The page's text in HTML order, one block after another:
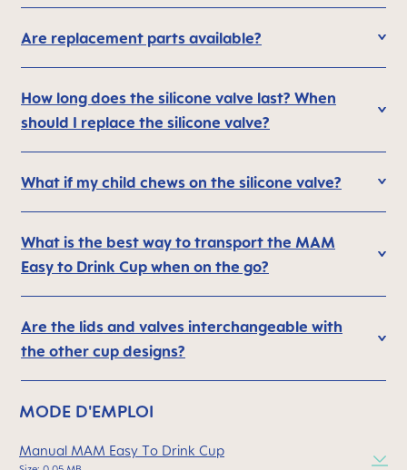
Are replacement parts available?
How long does the silicone valve last? When
should I replace the silicone valve?
What if my child chews on the silicone valve?
What is the best way to transport the MAM
Easy to Drink Cup when on the go?
Are the lids and valves interchangeable with
the other cup designs?
MODE D'EMPLOI
Manual MAM Easy To Drink Cup